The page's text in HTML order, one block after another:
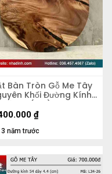
Bàn Tròn Gỗ Me Tây
Khối Đường Kính
Dày 4 (cm)
3 năm trước
₫